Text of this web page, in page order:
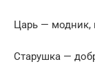
Царь — модник,
Старушка —